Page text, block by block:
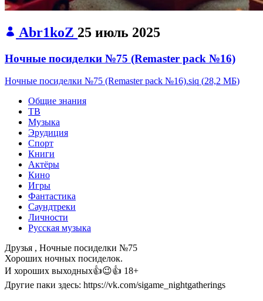
Abr1koZ 25 июль 2025
Ночные посиделки №75 (Remaster pack №16)
Ночные посиделки №75 (Remaster pack №16).siq (28,2 МБ)
Общие знания
ТВ
Музыка
Эрудиция
Спорт
Книги
Актёры
Кино
Игры
Фантастика
Саундтреки
Личности
Русская музыка
Друзья , Ночные посиделки №75
Хороших ночных посиделок.
И хороших выходных👍😉👍 18+
Другие паки здесь: https://vk.com/sigame_nightgatherings